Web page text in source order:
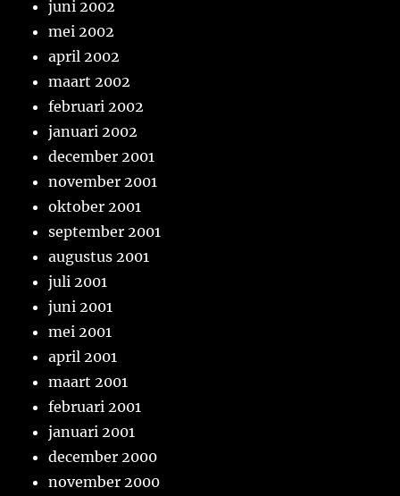
juni 2002
mei 2002
april 2002
maart 2002
februari 2002
januari 2002
december 2001
november 2001
oktober 2001
september 2001
augustus 2001
juli 2001
juni 2001
mei 2001
april 2001
maart 2001
februari 2001
januari 2001
december 2000
november 2000